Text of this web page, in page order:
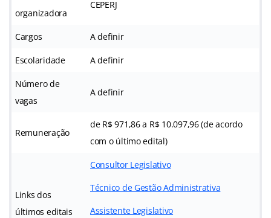
organizadora
CEPERJ
Cargos A definir
Escolaridade A definir
Número de
vagas
A definir
Remuneração
de R$ 971,86 a R$ 10.097,96 (de acordo
com o último edital)
Links dos
últimos editais
Consultor Legislativo
Técnico de Gestão Administrativa
Assistente Legislativo